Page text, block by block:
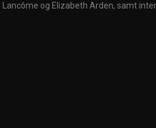
Lancôme og Elizabeth Arden, samt